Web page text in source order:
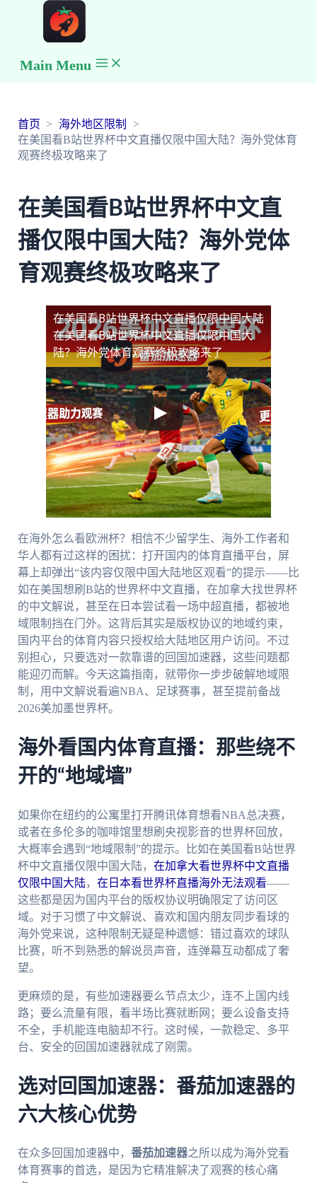
Main Menu
首页
海外地区限制
在美国看B站世界杯中文直播仅限中国大陆？海外党体育
观赛终极攻略来了
在美国看B站世界杯中文直
播仅限中国大陆？海外党体
育观赛终极攻略来了
在美国看B站世界杯中文直播仅限中国大陆
在美国看B站世界杯中文直播仅限中国大
陆？海外党体育观赛终极攻略来了
在海外怎么看欧洲杯？相信不少留学生、海外工作者和
华人都有过这样的困扰：打开国内的体育直播平台，屏
幕上却弹出“该内容仅限中国大陆地区观看”的提示——比
如在美国想刷B站的世界杯中文直播，在加拿大找世界杯
的中文解说，甚至在日本尝试看一场中超直播，都被地
域限制挡在门外。这背后其实是版权协议的地域约束，
国内平台的体育内容只授权给大陆地区用户访问。不过
别担心，只要选对一款靠谱的回国加速器，这些问题都
能迎刃而解。今天这篇指南，就带你一步步破解地域限
制，用中文解说看遍NBA、足球赛事，甚至提前备战
2026美加墨世界杯。
海外看国内体育直播：那些绕不
开的“地域墙”
如果你在纽约的公寓里打开腾讯体育想看NBA总决赛，
或者在多伦多的咖啡馆里想刷央视影音的世界杯回放，
大概率会遇到“地域限制”的提示。比如在美国看B站世界
杯中文直播仅限中国大陆， 在加拿大看世界杯中文直播
仅限中国大陆， 在日本看世界杯直播海外无法观看——
这些都是因为国内平台的版权协议明确限定了访问区
域。对于习惯了中文解说、喜欢和国内朋友同步看球的
海外党来说，这种限制无疑是种遗憾：错过喜欢的球队
比赛，听不到熟悉的解说员声音，连弹幕互动都成了奢
望。
更麻烦的是，有些加速器要么节点太少，连不上国内线
路；要么流量有限，看半场比赛就断网；要么设备支持
不全，手机能连电脑却不行。这时候，一款稳定、多平
台、安全的回国加速器就成了刚需。
选对回国加速器：番茄加速器的
六大核心优势
在众多回国加速器中， 番茄加速器之所以成为海外党看
体育赛事的首选，是因为它精准解决了观赛的核心痛